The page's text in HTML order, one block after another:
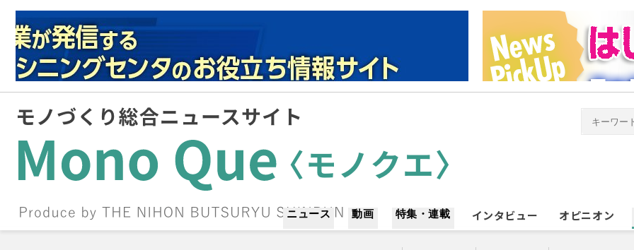
ニュース 動画 特集・連載 インタビュー オピニオン